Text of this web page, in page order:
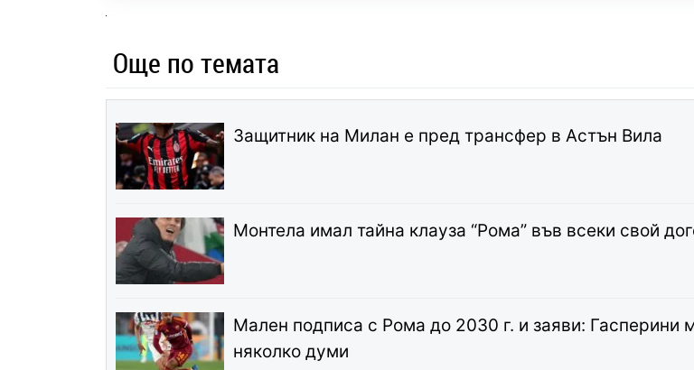
Още по темата
Защитник на Милан е пред трансфер в Астън Вила
Монтела имал тайна клауза “Рома” във всеки свой
Мален подписа с Рома до 2030 г. и заяви: Гасперини
няколко думи